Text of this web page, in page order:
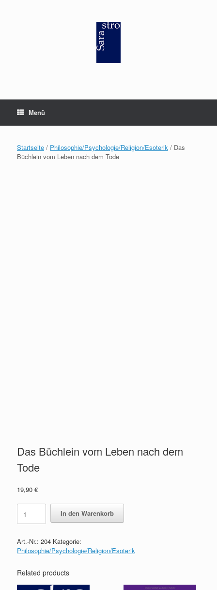
Menü
Startseite / Philosophie/Psychologie/Religion/Esoterik / Das
Büchlein vom Leben nach dem Tode
Das Büchlein vom Leben nach dem
Tode
19,90 €
Das
Büchlein
vom
nach
dem
quantity
In den Warenkorb
Art.-Nr.: 204 Kategorie:
Philosophie/Psychologie/Religion/Esoterik
Related products